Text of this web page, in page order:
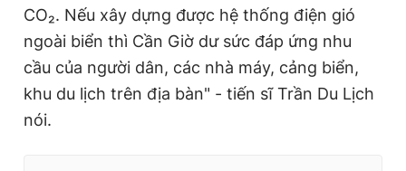
CO₂. Nếu xây dựng được hệ thống điện gió
ngoài biển thì Cần Giờ dư sức đáp ứng nhu
cầu của người dân, các nhà máy, cảng biển,
khu du lịch trên địa bàn" - tiến sĩ Trần Du Lịch
nói.